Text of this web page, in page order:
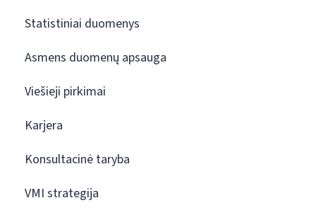
Statistiniai duomenys
Asmens duomenų apsauga
Viešieji pirkimai
Karjera
Konsultacinė taryba
VMI strategija